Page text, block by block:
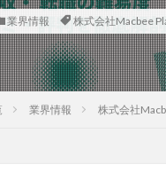
業界情報 株式会社Macbee
業界情報 株式会社